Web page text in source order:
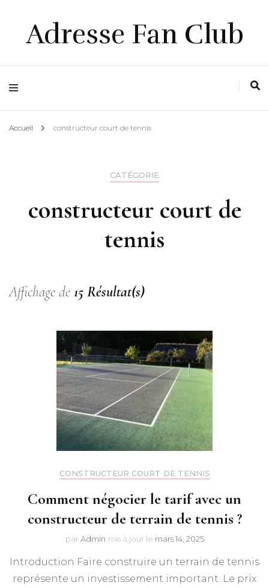
Adresse Fan Club
Accueil constructeur court de tennis
CATÉGORIE
constructeur court de
tennis
Affichage de 15 Résultat(s)
CONSTRUCTEUR COURT DE TENNIS
Comment négocier le tarif avec un
constructeur de terrain de tennis ?
par Admin mis à jour le mars 14, 2025
Introduction Faire construire un terrain de tennis
représente un investissement important. Le prix